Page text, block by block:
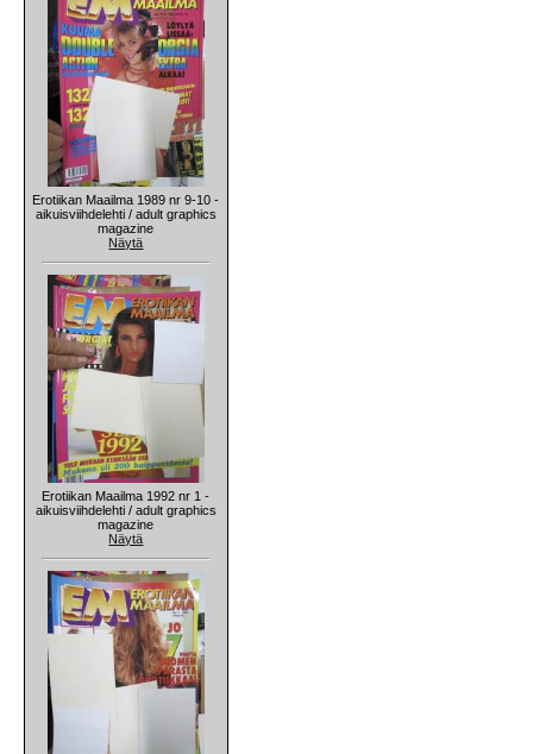
Erotiikan Maailma 1989 nr 9-10 -
aikuisviihdelehti / adult graphics
magazine
Näytä
Erotiikan Maailma 1992 nr 1 -
aikuisviihdelehti / adult graphics
magazine
Näytä